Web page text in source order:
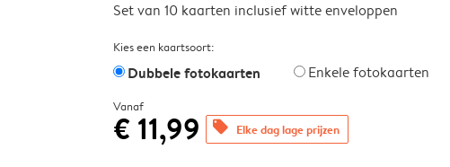
Set van 10 kaarten inclusief witte enveloppen
Kies een kaartsoort:
Dubbele fotokaarten Enkele fotokaarten
Vanaf
€ 11,99 offers Elke dag lage prijzen